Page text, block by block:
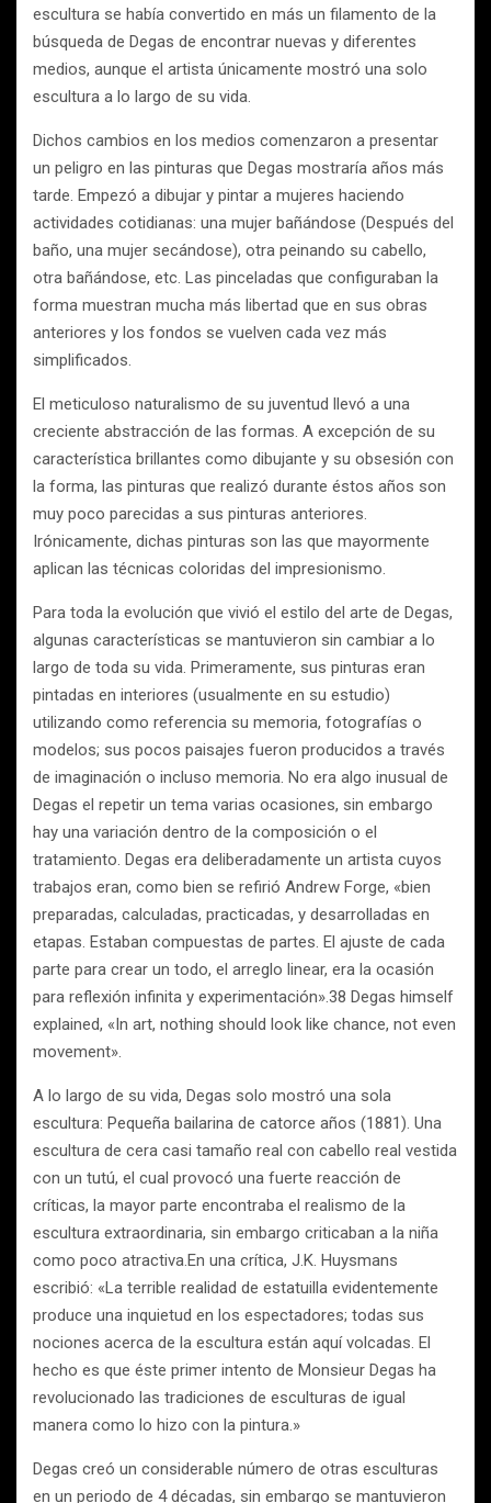
escultura se había convertido en más un filamento de la
búsqueda de Degas de encontrar nuevas y diferentes
medios, aunque el artista únicamente mostró una solo
escultura a lo largo de su vida.
Dichos cambios en los medios comenzaron a presentar
un peligro en las pinturas que Degas mostraría años más
tarde. Empezó a dibujar y pintar a mujeres haciendo
actividades cotidianas: una mujer bañándose (Después del
baño, una mujer secándose), otra peinando su cabello,
otra bañándose, etc. Las pinceladas que configuraban la
forma muestran mucha más libertad que en sus obras
anteriores y los fondos se vuelven cada vez más
simplificados.
El meticuloso naturalismo de su juventud llevó a una
creciente abstracción de las formas. A excepción de su
característica brillantes como dibujante y su obsesión con
la forma, las pinturas que realizó durante éstos años son
muy poco parecidas a sus pinturas anteriores.
Irónicamente, dichas pinturas son las que mayormente
aplican las técnicas coloridas del impresionismo.
Para toda la evolución que vivió el estilo del arte de Degas,
algunas características se mantuvieron sin cambiar a lo
largo de toda su vida. Primeramente, sus pinturas eran
pintadas en interiores (usualmente en su estudio)
utilizando como referencia su memoria, fotografías o
modelos; sus pocos paisajes fueron producidos a través
de imaginación o incluso memoria. No era algo inusual de
Degas el repetir un tema varias ocasiones, sin embargo
hay una variación dentro de la composición o el
tratamiento. Degas era deliberadamente un artista cuyos
trabajos eran, como bien se refirió Andrew Forge, «bien
preparadas, calculadas, practicadas, y desarrolladas en
etapas. Estaban compuestas de partes. El ajuste de cada
parte para crear un todo, el arreglo linear, era la ocasión
para reflexión infinita y experimentación».38 Degas himself
explained, «In art, nothing should look like chance, not even
movement».
A lo largo de su vida, Degas solo mostró una sola
escultura: Pequeña bailarina de catorce años (1881). Una
escultura de cera casi tamaño real con cabello real vestida
con un tutú, el cual provocó una fuerte reacción de
críticas, la mayor parte encontraba el realismo de la
escultura extraordinaria, sin embargo criticaban a la niña
como poco atractiva.En una crítica, J.K. Huysmans
escribió: «La terrible realidad de estatuilla evidentemente
produce una inquietud en los espectadores; todas sus
nociones acerca de la escultura están aquí volcadas. El
hecho es que éste primer intento de Monsieur Degas ha
revolucionado las tradiciones de esculturas de igual
manera como lo hizo con la pintura.»
Degas creó un considerable número de otras esculturas
en un periodo de 4 décadas, sin embargo se mantuvieron